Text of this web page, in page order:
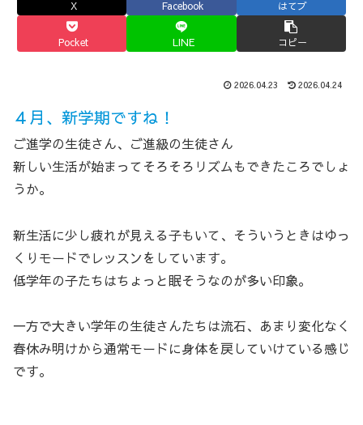
X Facebook はてブ
Pocket LINE コピー
2026.04.23 2026.04.24
４月、新学期ですね！
ご進学の生徒さん、ご進級の生徒さん
新しい生活が始まってそろそろリズムもできたころでしょ
うか。
新生活に少し疲れが見える子もいて、そういうときはゆっ
くりモードでレッスンをしています。
低学年の子たちはちょっと眠そうなのが多い印象。
一方で大きい学年の生徒さんたちは流石、あまり変化なく
春休み明けから通常モードに身体を戻していけている感じ
です。